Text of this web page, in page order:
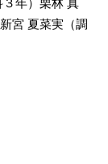
年）栗林 真
宮 夏菜実（調